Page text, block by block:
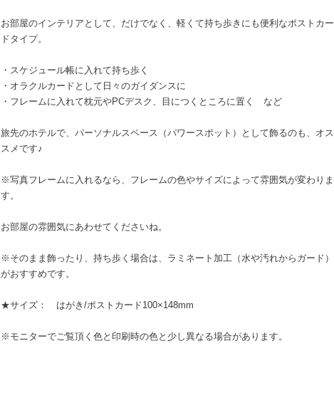
お部屋のインテリアとして、だけでなく、軽くて持ち歩きにも便利なポストカー
ドタイプ。
・スケジュール帳に入れて持ち歩く
・オラクルカードとして日々のガイダンスに
・フレームに入れて枕元やPCデスク、目につくところに置く など
旅先のホテルで、パーソナルスペース（パワースポット）として飾るのも、オス
スメです♪
※写真フレームに入れるなら、フレームの色やサイズによって雰囲気が変わりま
す。
お部屋の雰囲気にあわせてくださいね。
※そのまま飾ったり、持ち歩く場合は、ラミネート加工（水や汚れからガード）
がおすすめです。
★サイズ： はがき/ポストカード100×148mm
※モニターでご覧頂く色と印刷時の色と少し異なる場合があります。